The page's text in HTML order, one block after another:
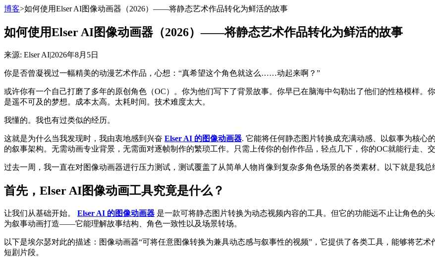
博客>如何使用Elser AI图像动画器（2026）——将静态艺术作品转化为鲜活的故事
如何使用Elser AI图像动画器（2026）——将静态艺术作品转化为鲜活的故事
来源: Elser AI|2026年8月5日
你是否曾凝视过一幅精美的动漫艺术作品，心想：“真希望这个角色就这么……动起来啊？”
或许你有一个自己打磨了多年的原创角色（OC）。你为他们写下了背景故事。你早已在脑海中勾勒出了他们的性格模样。
是遥不可及的梦想。成本太高。太耗时间。技术难度太大。
我懂的。我也有过类似的经历。
这就是为什么当我发现时，我由衷地感到兴奋 Elser AI 的图像动画器. 它能将任何静态图片转换成充满动感、以叙事为核
的叙事架构。无需动画专业背景，无需面对逐帧制作的繁琐工作。只需上传你的创作作品，轻点几下，你的OC就能行走、
过去一周，我一直在对图像动画器进行压力测试，测试覆盖了从简单人物肖像到复杂多角色场景的各类素材。以下就是我总
首先，Elser AI图像动画工具究竟是什么？
让我们从基础开始。 Elser AI 的图像动画器 是一款可将静态图片转换为动态视频内容的工具。但它的功能远不止让角色的
为叙事动画打造——它能理解故事结构、角色一致性以及场景转场。
以下是埃尔瑟对此的描述：图像动画器“可将任意图像转换为兼具动态感与叙事性的视频”，它提供了各类工具，能够将艺
短剧片段。